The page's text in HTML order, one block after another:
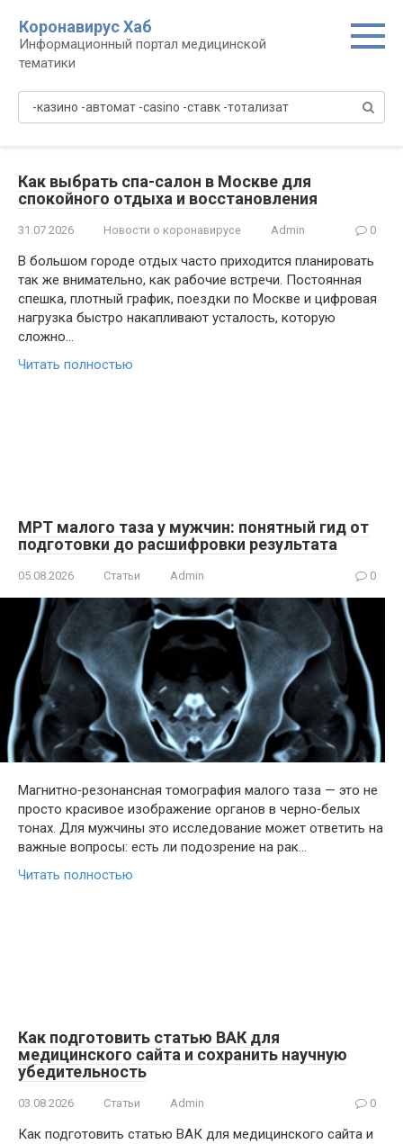
контенту
Коронавирус Хаб
Информационный портал медицинской
тематики
Поиск:
Как выбрать спа-салон в Москве для
спокойного отдыха и восстановления
31.07.2026 Новости о коронавирусе Admin 0
В большом городе отдых часто приходится планировать
так же внимательно, как рабочие встречи. Постоянная
спешка, плотный график, поездки по Москве и цифровая
нагрузка быстро накапливают усталость, которую
сложно…
Читать полностью
МРТ малого таза у мужчин: понятный гид от
подготовки до расшифровки результата
05.08.2026 Статьи Admin 0
Магнитно‑резонансная томография малого таза — это не
просто красивое изображение органов в черно‑белых
тонах. Для мужчины это исследование может ответить на
важные вопросы: есть ли подозрение на рак…
Читать полностью
Как подготовить статью ВАК для
медицинского сайта и сохранить научную
убедительность
03.08.2026 Статьи Admin 0
Как подготовить статью ВАК для медицинского сайта и